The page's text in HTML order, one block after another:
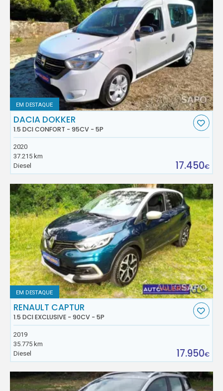
EM DESTAQUE
DACIA DOKKER
1.5 DCI CONFORT - 95CV - 5P
2020
37.215 km
Diesel
17.450€
EM DESTAQUE
RENAULT CAPTUR
1.5 DCI EXCLUSIVE - 90CV - 5P
2019
35.775 km
Diesel
17.950€